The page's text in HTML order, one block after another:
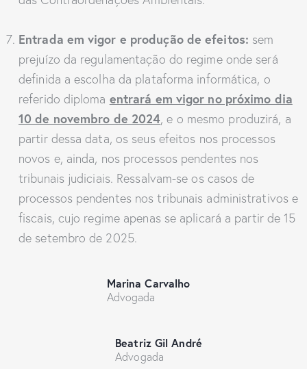
Entrada em vigor e produção de efeitos: sem
prejuízo da regulamentação do regime onde será
definida a escolha da plataforma informática, o
referido diploma entrará em vigor no próximo dia
10 de novembro de 2024, e o mesmo produzirá, a
partir dessa data, os seus efeitos nos processos
novos e, ainda, nos processos pendentes nos
tribunais judiciais. Ressalvam-se os casos de
processos pendentes nos tribunais administrativos e
fiscais, cujo regime apenas se aplicará a partir de 15
de setembro de 2025.
Marina Carvalho
Advogada
Beatriz Gil André
Advogada